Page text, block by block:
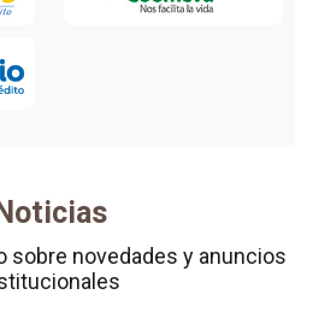
Noticias
sobre novedades y anuncios